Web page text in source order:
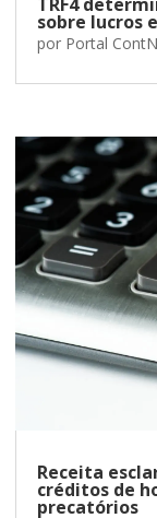
sobre lucros
por Portal
Receita
créditos de
precatórios